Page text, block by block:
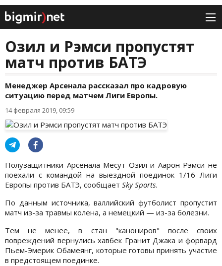
Озил и Рэмси пропустят
матч против БАТЭ
Менеджер Арсенала рассказал про кадровую
ситуацию перед матчем Лиги Европы.
14 февраля 2019, 09:59
Полузащитники Арсенала Месут Озил и Аарон Рэмси не
поехали с командой на выездной поединок 1/16 Лиги
Европы против БАТЭ, сообщает Sky Sports.
По данным источника, валлийский футболист пропустит
матч из-за травмы колена, а немецкий — из-за болезни.
Тем не менее, в стан "канониров" после своих
повреждений вернулись хавбек Гранит Джака и форвард
Пьем-Эмерик Обамеянг, которые готовы принять участие
в предстоящем поединке.